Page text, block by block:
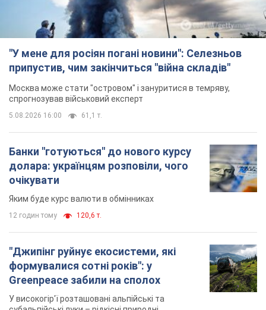
"У мене для росіян погані новини": Селезньов
припустив, чим закінчиться "війна складів"
Москва може стати "островом" і зануритися в темряву,
спрогнозував військовий експерт
5.08.2026 16:00 61,1 т.
Банки "готуються" до нового курсу
долара: українцям розповіли, чого
очікувати
Яким буде курс валюти в обмінниках
12 годин тому 120,6 т.
"Джипінг руйнує екосистеми, які
формувалися сотні років": у
Greenpeace забили на сполох
У високогір'ї розташовані альпійські та